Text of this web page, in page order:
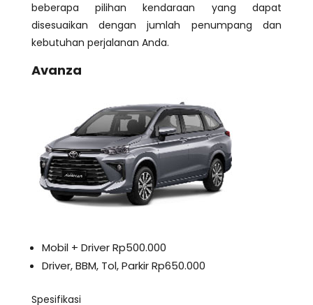
beberapa pilihan kendaraan yang dapat
disesuaikan dengan jumlah penumpang dan
kebutuhan perjalanan Anda.
Avanza
Mobil + Driver Rp500.000
Driver, BBM, Tol, Parkir Rp650.000
Spesifikasi